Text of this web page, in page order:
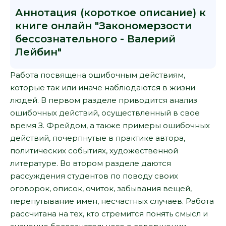
Аннотация (короткое описание) к
книге онлайн "Закономерзости
бессознательного - Валерий
Лейбин"
Работа посвящена ошибочным действиям,
которые так или иначе наблюдаются в жизни
людей. В первом разделе приводится анализ
ошибочных действий, осуществленный в свое
время З. Фрейдом, а также примеры ошибочных
действий, почерпнутые в практике автора,
политических событиях, художественной
литературе. Во втором разделе даются
рассуждения студентов по поводу своих
оговорок, описок, очиток, забывания вещей,
перепутывание имен, несчастных случаев. Работа
рассчитана на тех, кто стремится понять смысл и